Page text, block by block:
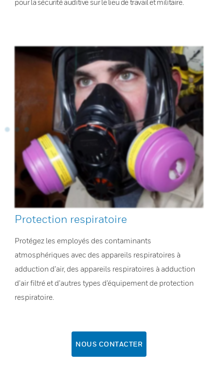
pour la sécurité auditive sur le lieu de travail et militaire.
Protection respiratoire
Protégez les employés des contaminants
atmosphériques avec des appareils respiratoires à
adduction d’air, des appareils respiratoires à adduction
d’air filtré et d’autres types d’équipement de protection
respiratoire.
NOUS CONTACTER